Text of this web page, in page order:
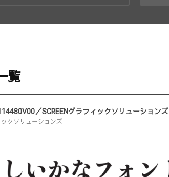
覧
／SCREENグラフィックソリューションズ
クソリューションズ